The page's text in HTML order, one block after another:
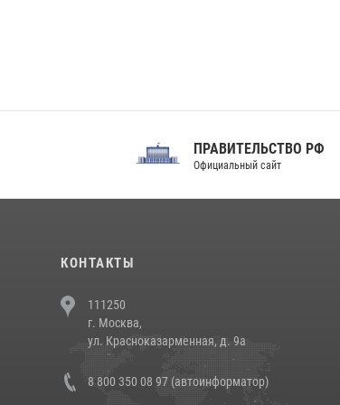
ПРАВИТЕЛЬСТВО РФ
Официальный сайт
КОНТАКТЫ
111250
г. Москва,
ул. Красноказарменная, д. 9а
8 800 350 08 97 (автоинформатор)